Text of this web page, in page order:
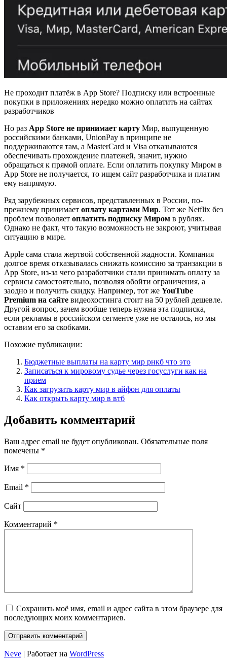
Не проходит платёж в App Store? Подписку или встроенные
покупки в приложениях нередко можно оплатить на сайтах
разработчиков
Но раз App Store не принимает карту Мир, выпущенную
российскими банками, UnionPay в принципе не
поддерживаются там, а MasterCard и Visa отказываются
обеспечивать прохождение платежей, значит, нужно
обращаться к прямой оплате. Если оплатить покупку Миром в
App Store не получается, то ищем сайт разработчика и платим
ему напрямую.
Ряд зарубежных сервисов, представленных в России, по-
прежнему принимает оплату картами Мир. Тот же Netflix без
проблем позволяет оплатить подписку Миром в рублях.
Однако не факт, что такую возможность не закроют, учитывая
ситуацию в мире.
Apple сама стала жертвой собственной жадности. Компания
долгое время отказывалась снижать комиссию за транзакции в
App Store, из-за чего разработчики стали принимать оплату за
сервисы самостоятельно, позволяя обойти ограничения, а
заодно и получить скидку. Например, тот же YouTube
Premium на сайте видеохостинга стоит на 50 рублей дешевле.
Другой вопрос, зачем вообще теперь нужна эта подписка,
если рекламы в российском сегменте уже не осталось, но мы
оставим его за скобками.
Похожие публикации:
Бюджетные выплаты на карту мир рнкб что это
Записаться к мировому судье через госуслуги как на
прием
Как загрузить карту мир в айфон для оплаты
Как открыть карту мир в втб
Добавить комментарий
Ваш адрес email не будет опубликован. Обязательные поля
помечены *
Имя *
Email *
Сайт
Комментарий *
Сохранить моё имя, email и адрес сайта в этом браузере для
последующих моих комментариев.
Neve | Работает на WordPress